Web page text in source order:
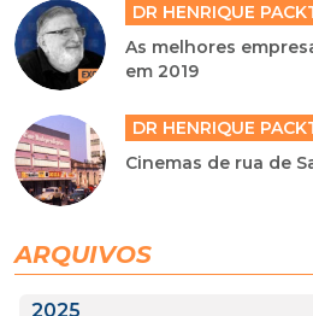
DR HENRIQUE
As melhores
em 2019
DR HENRIQUE
Cinemas de rua de
ARQUIVOS
2025